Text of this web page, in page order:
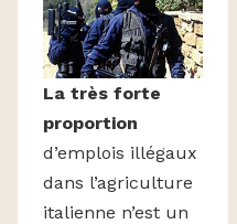
La très forte
proportion
d’emplois illégaux
dans l’agriculture
italienne n’est un